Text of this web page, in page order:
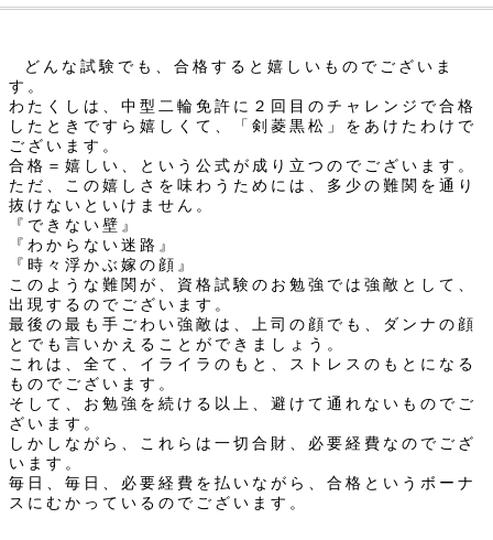
どんな試験でも、合格すると嬉しいものでございま
す。
わたくしは、中型二輪免許に２回目のチャレンジで合格
したときですら嬉しくて、「剣菱黒松」をあけたわけで
ございます。
合格＝嬉しい、という公式が成り立つのでございます。
ただ、この嬉しさを味わうためには、多少の難関を通り
抜けないといけません。
『できない壁』
『わからない迷路』
『時々浮かぶ嫁の顔』
このような難関が、資格試験のお勉強では強敵として、
出現するのでございます。
最後の最も手ごわい強敵は、上司の顔でも、ダンナの顔
とでも言いかえることができましょう。
これは、全て、イライラのもと、ストレスのもとになる
ものでございます。
そして、お勉強を続ける以上、避けて通れないものでご
ざいます。
しかしながら、これらは一切合財、必要経費なのでござ
います。
毎日、毎日、必要経費を払いながら、合格というボーナ
スにむかっているのでございます。